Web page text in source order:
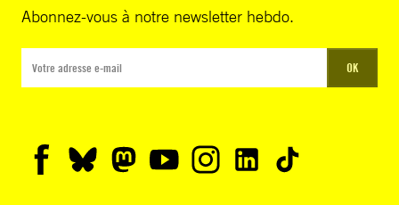
Abonnez-vous à notre newsletter hebdo.
OK